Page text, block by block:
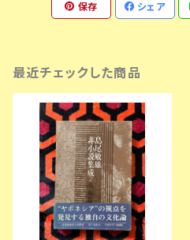
保存 シェア
最近チェックした商品